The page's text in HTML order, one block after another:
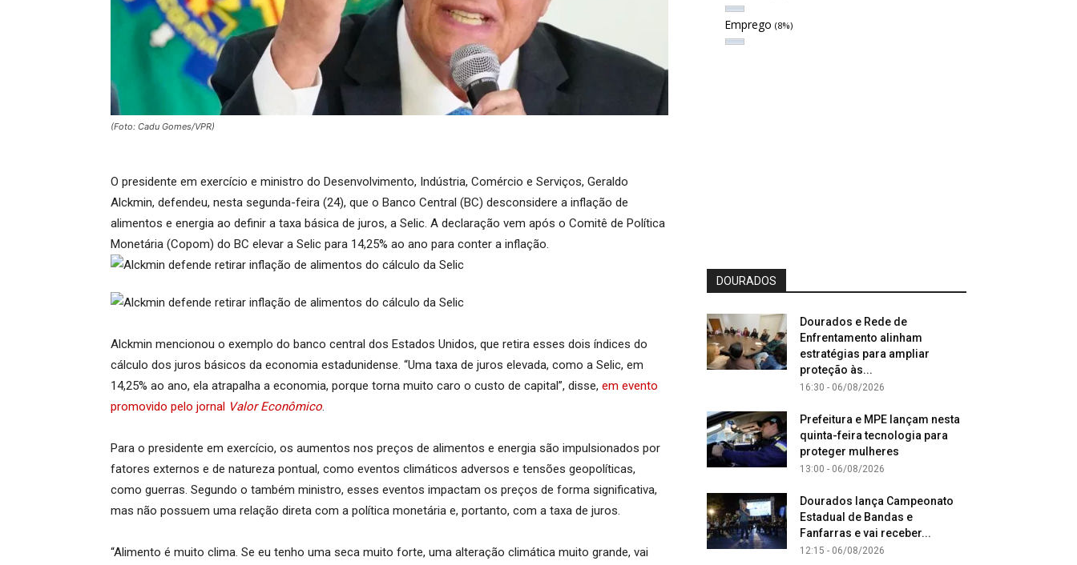
(Foto: Cadu Gomes/VPR)
O presidente em exercício e ministro do Desenvolvimento, Indústria, Comércio e Serviços, Geraldo
Alckmin, defendeu, nesta segunda-feira (24), que o Banco Central (BC) desconsidere a inflação de
alimentos e energia ao definir a taxa básica de juros, a Selic. A declaração vem após o Comitê de Política
Monetária (Copom) do BC elevar a Selic para 14,25% ao ano para conter a inflação.
Alckmin mencionou o exemplo do banco central dos Estados Unidos, que retira esses dois índices do
cálculo dos juros básicos da economia estadunidense. “Uma taxa de juros elevada, como a Selic, em
14,25% ao ano, ela atrapalha a economia, porque torna muito caro o custo de capital”, disse, em evento
promovido pelo jornal Valor Econômico.
Para o presidente em exercício, os aumentos nos preços de alimentos e energia são impulsionados por
fatores externos e de natureza pontual, como eventos climáticos adversos e tensões geopolíticas,
como guerras. Segundo o também ministro, esses eventos impactam os preços de forma significativa,
mas não possuem uma relação direta com a política monetária e, portanto, com a taxa de juros.
“Alimento é muito clima. Se eu tenho uma seca muito forte, uma alteração climática muito grande, vai
Emprego (8%)
DOURADOS
Dourados e Rede de
Enfrentamento alinham
estratégias para ampliar
proteção às...
16:30 - 06/08/2026
Prefeitura e MPE lançam nesta
quinta-feira tecnologia para
proteger mulheres
13:00 - 06/08/2026
Dourados lança Campeonato
Estadual de Bandas e
Fanfarras e vai receber...
12:15 - 06/08/2026